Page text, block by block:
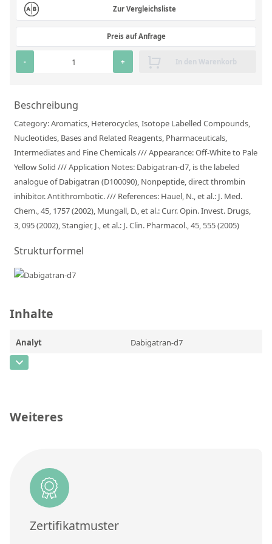
RFA-Monitorproben aus Silikatglas
Kundenspezifische Partikelstandards
Presse und Aktuelles
Messen und Events
DIN EN ISO 9001:2015 Zertifizierung
FAQ
Karriere bei Labmix24
Kontaktieren Sie uns
Zur Vergleichsliste
Preis auf Anfrage
- + In den Warenkorb
Beschreibung
Category: Aromatics, Heterocycles, Isotope Labelled Compounds,
Nucleotides, Bases and Related Reagents, Pharmaceuticals,
Intermediates and Fine Chemicals /// Appearance: Off-White to Pale
Yellow Solid /// Application Notes: Dabigatran-d7, is the labeled
analogue of Dabigatran (D100090), Nonpeptide, direct thrombin
inhibitor. Antithrombotic. /// References: Hauel, N., et al.: J. Med.
Chem., 45, 1757 (2002), Mungall, D., et al.: Curr. Opin. Invest. Drugs,
3, 095 (2002), Stangier, J., et al.: J. Clin. Pharmacol., 45, 555 (2005)
Strukturformel
Inhalte
Analyt Dabigatran-d7
CAS-Nummer
Einheit
Weiteres
Zertifikatmuster